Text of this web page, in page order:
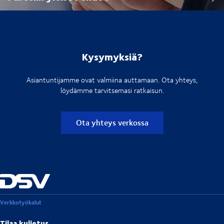
Kysymyksiä?
Asiantuntijamme ovat valmiina auttamaan. Ota yhteys,
löydämme tarvitsemasi ratkaisun.
Ota yhteys verkossa
Verkkotyökalut